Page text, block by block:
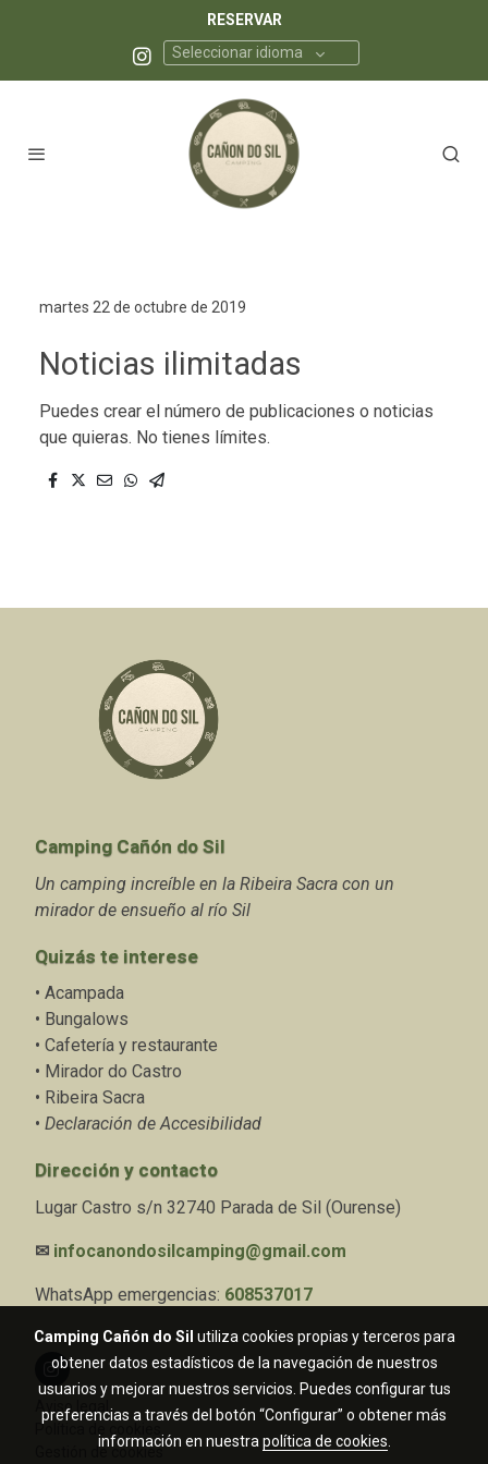
RESERVAR
Seleccionar idioma
martes 22 de octubre de 2019
Noticias ilimitadas
Puedes crear el número de publicaciones o noticias
que quieras. No tienes límites.
Camping Cañón do Sil
Un camping increíble en la Ribeira Sacra con un
mirador de ensueño al río Sil
Quizás te interese
• Acampada
• Bungalows
• Cafetería y restaurante
• Mirador do Castro
• Ribeira Sacra
• Declaración de Accesibilidad
Dirección y contacto
Lugar Castro s/n 32740 Parada de Sil (Ourense)
✉ infocanondosilcamping@gmail.com
WhatsApp emergencias: 608537017
Aviso legal
Política de cookies
Gestión de cookies
Camping Cañón do Sil utiliza cookies propias y terceros para
obtener datos estadísticos de la navegación de nuestros
usuarios y mejorar nuestros servicios. Puedes configurar tus
preferencias a través del botón “Configurar” o obtener más
información en nuestra política de cookies